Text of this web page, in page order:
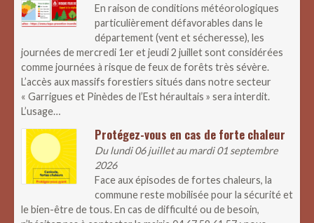
En raison de conditions météorologiques
particulièrement défavorables dans le
département (vent et sécheresse), les
journées de mercredi 1er et jeudi 2 juillet sont considérées
comme journées à risque de feux de forêts très sévère.
L’accès aux massifs forestiers situés dans notre secteur
« Garrigues et Pinèdes de l’Est héraultais » sera interdit.
L’usage…
Protégez-vous en cas de forte chaleur
Du lundi 06 juillet au mardi 01 septembre
2026
Face aux épisodes de fortes chaleurs, la
commune reste mobilisée pour la sécurité et
le bien-être de tous. En cas de difficulté ou de besoin,